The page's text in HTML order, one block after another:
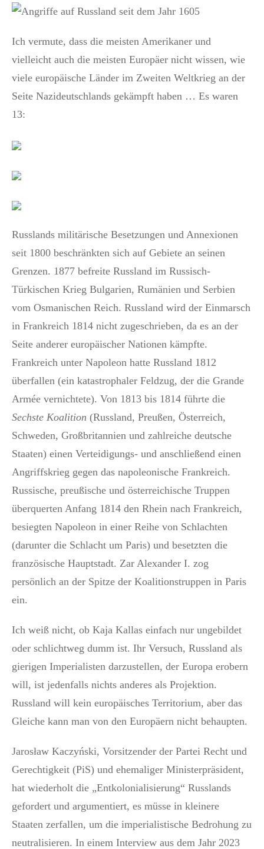
Ich vermute, dass die meisten Amerikaner und
vielleicht auch die meisten Europäer nicht wissen, wie
viele europäische Länder im Zweiten Weltkrieg an der
Seite Nazideutschlands gekämpft haben … Es waren
13:
Russlands militärische Besetzungen und Annexionen
seit 1800 beschränkten sich auf Gebiete an seinen
Grenzen. 1877 befreite Russland im Russisch-
Türkischen Krieg Bulgarien, Rumänien und Serbien
vom Osmanischen Reich. Russland wird der Einmarsch
in Frankreich 1814 nicht zugeschrieben, da es an der
Seite anderer europäischer Nationen kämpfte.
Frankreich unter Napoleon hatte Russland 1812
überfallen (ein katastrophaler Feldzug, der die Grande
Armée vernichtete). Von 1813 bis 1814 führte die
Sechste Koalition (Russland, Preußen, Österreich,
Schweden, Großbritannien und zahlreiche deutsche
Staaten) einen Verteidigungs- und anschließend einen
Angriffskrieg gegen das napoleonische Frankreich.
Russische, preußische und österreichische Truppen
überquerten Anfang 1814 den Rhein nach Frankreich,
besiegten Napoleon in einer Reihe von Schlachten
(darunter die Schlacht um Paris) und besetzten die
französische Hauptstadt. Zar Alexander I. zog
persönlich an der Spitze der Koalitionstruppen in Paris
ein.
Ich weiß nicht, ob Kaja Kallas einfach nur ungebildet
oder schlichtweg dumm ist. Ihr Versuch, Russland als
gierigen Imperialisten darzustellen, der Europa erobern
will, ist jedenfalls nichts anderes als Projektion.
Russland will kein europäisches Territorium, aber das
Gleiche kann man von den Europäern nicht behaupten.
Jarosław Kaczyński, Vorsitzender der Partei Recht und
Gerechtigkeit (PiS) und ehemaliger Ministerpräsident,
hat wiederholt die „Entkolonialisierung“ Russlands
gefordert und argumentiert, es müsse in kleinere
Staaten zerfallen, um die imperialistische Bedrohung zu
neutralisieren. In einem Interview aus dem Jahr 2023